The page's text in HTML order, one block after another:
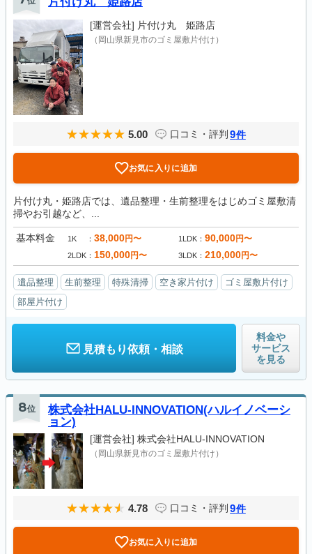
[運営会社] 片付け丸 姫路店
（岡山県新見市のゴミ屋敷片付け）
5.00 口コミ・評判 9件
お気に入りに追加
片付け丸・姫路店では、遺品整理・生前整理をはじめゴミ屋敷清
掃やお引越など、...
基本料金 1K 38,000円〜 1LDK 90,000円〜
2LDK 150,000円〜 3LDK 210,000円〜
遺品整理 生前整理 特殊清掃 空き家片付け
ゴミ屋敷片付け
部屋片付け
見積もり依頼・相談
料金や
サービス
を見る
8位
株式会社HALU-INNOVATION(ハルイノベーシ
ョン)
[運営会社] 株式会社HALU-INNOVATION
（岡山県新見市のゴミ屋敷片付け）
4.78 口コミ・評判 9件
お気に入りに追加